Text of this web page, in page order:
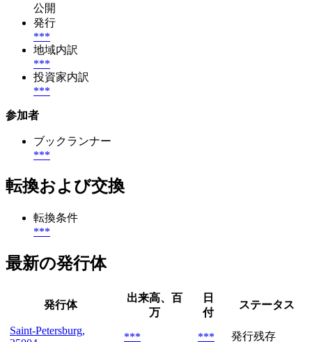
公開
発行
***
地域内訳
***
投資家内訳
***
参加者
ブックランナー
***
転換および交換
転換条件
***
最新の発行体
発行体
出来高、百
万
日
付
ステータス
Saint-Petersburg,
*** *** 発行残存